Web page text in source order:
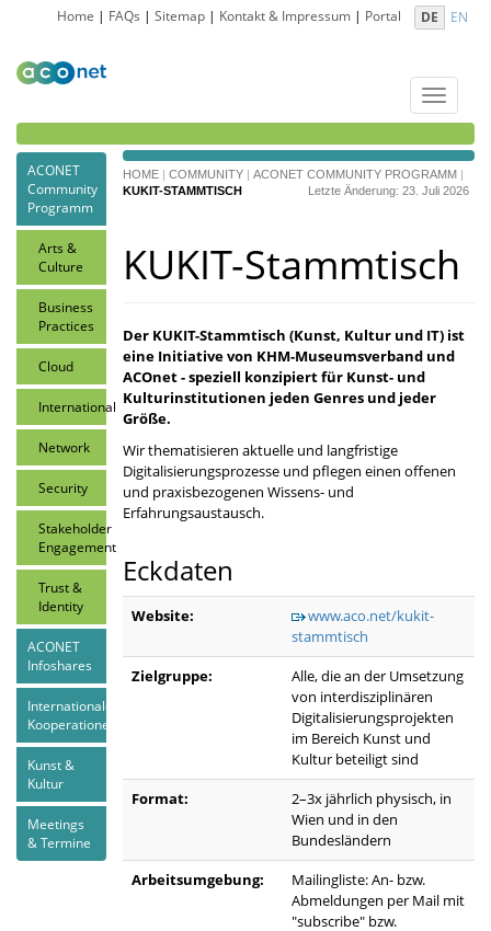
Home | FAQs | Sitemap | Kontakt & Impressum | Portal DE EN
Toggle
ACONET
Community
Programm
Arts &
Culture
Business
Practices
Cloud
International
Network
Security
Stakeholder
Engagement
Trust &
Identity
ACONET
Infoshares
Internationale
Kooperationen
Kunst &
Kultur
Meetings
& Termine
HOME | COMMUNITY | ACONET COMMUNITY PROGRAMM |
KUKIT-STAMMTISCH
Letzte Änderung: 23. Juli 2026
KUKIT-Stammtisch
Der KUKIT-Stammtisch (Kunst, Kultur und IT) ist
eine Initiative von KHM-Museumsverband und
ACOnet - speziell konzipiert für Kunst- und
Kulturinstitutionen jeden Genres und jeder
Größe.
Wir thematisieren aktuelle und langfristige
Digitalisierungsprozesse und pflegen einen offenen
und praxisbezogenen Wissens- und
Erfahrungsaustausch.
Eckdaten
Website:
www.aco.net/kukit-
stammtisch
Zielgruppe:
Alle, die an der Umsetzung
von interdisziplinären
Digitalisierungsprojekten
im Bereich Kunst und
Kultur beteiligt sind
Format:
2–3x jährlich physisch, in
Wien und in den
Bundesländern
Arbeitsumgebung:
Mailingliste: An- bzw.
Abmeldungen per Mail mit
"subscribe" bzw.